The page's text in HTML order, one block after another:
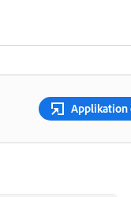
Applikation